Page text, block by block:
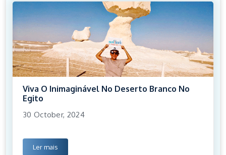
Viva O Inimaginável No Deserto Branco No
Egito
30 October, 2024
Ler mais